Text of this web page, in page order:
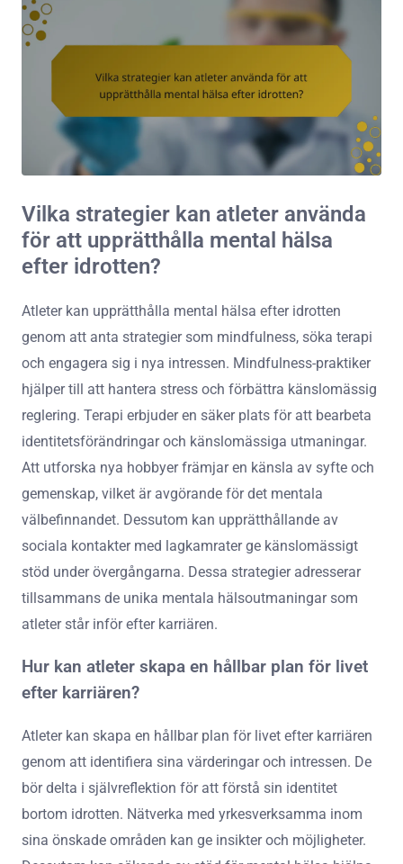
Vilka strategier kan atleter använda
för att upprätthålla mental hälsa
efter idrotten?
Atleter kan upprätthålla mental hälsa efter idrotten
genom att anta strategier som mindfulness, söka terapi
och engagera sig i nya intressen. Mindfulness-praktiker
hjälper till att hantera stress och förbättra känslomässig
reglering. Terapi erbjuder en säker plats för att bearbeta
identitetsförändringar och känslomässiga utmaningar.
Att utforska nya hobbyer främjar en känsla av syfte och
gemenskap, vilket är avgörande för det mentala
välbefinnandet. Dessutom kan upprätthållande av
sociala kontakter med lagkamrater ge känslomässigt
stöd under övergångarna. Dessa strategier adresserar
tillsammans de unika mentala hälsoutmaningar som
atleter står inför efter karriären.
Hur kan atleter skapa en hållbar plan för livet
efter karriären?
Atleter kan skapa en hållbar plan för livet efter karriären
genom att identifiera sina värderingar och intressen. De
bör delta i självreflektion för att förstå sin identitet
bortom idrotten. Nätverka med yrkesverksamma inom
sina önskade områden kan ge insikter och möjligheter.